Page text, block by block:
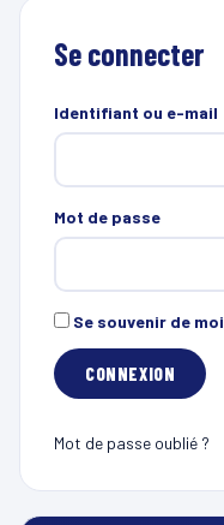
Se connecter
Identifiant ou e-mail
Mot de passe
Se souvenir de moi
Mot de passe oublié ?